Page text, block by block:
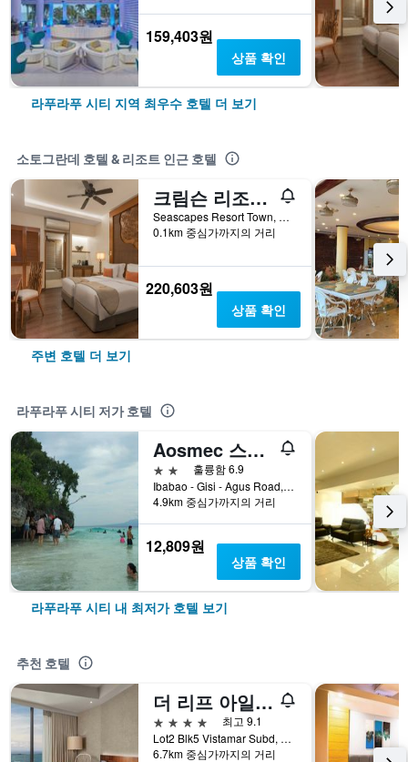
159,403원
상품 확인
라푸라푸 시티 지역 최우수 호텔 더 보기
소토그란데 호텔 & 리조트 인근 호텔
크림슨 리조트 & 스파 막탄
Seascapes Resort Town, Mactan Island, Cebu City, 라푸라푸 시티, 필리핀
0.1km 중심가까지의 거리
220,603원
상품 확인
주변 호텔 더 보기
라푸라푸 시티 저가 호텔
Aosmec 스퀘어 호텔
2성급
훌륭함 6.9
Ibabao - Gisi - Agus Road, 라푸라푸 시티, 필리핀
4.9km 중심가까지의 거리
12,809원
상품 확인
라푸라푸 시티 내 최저가 호텔 보기
추천 호텔
더 리프 아일랜드 리조트 막탄, 세부
4성급
최고 9.1
Lot2 Blk5 Vistamar Subd, Dapdap, Mactan Lapu-Lapu City, Cebu, 라푸라푸 시티, 필리핀
6.7km 중심가까지의 거리